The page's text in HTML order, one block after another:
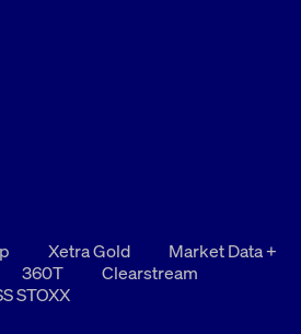
Xetra Gold
Market Data +
360T
Clearstream
STOXX